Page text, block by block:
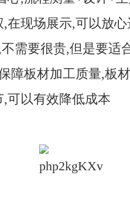
在现场展示,可以放
需要很贵,但是要适
障板材加工质量,板
可以有效降低成本